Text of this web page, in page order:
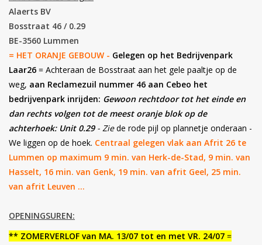
Botanicals
Snoeppot-Snoep
Kassarollen
Cleaning-producten
Relatiegeschenken
Koffiemachines
Kantoorbenodigdheden
Alaerts BV
Bosstraat 46 / 0.29
BE-3560 Lummen
= HET ORANJE GEBOUW - Gelegen op het Bedrijvenpark
Laar26 = Achteraan de Bosstraat aan het gele paaltje op de
weg, aan Reclamezuil nummer 46 aan Cebeo het
bedrijvenpark inrijden: Gewoon rechtdoor tot het einde en
dan rechts volgen tot de meest oranje blok op de
achterhoek: Unit 0.29- Ziede rode pijl op plannetje onderaan -
We liggen op de hoek. Centraal gelegen vlak aan Afrit 26 te
Lummen op maximum 9 min. van Herk-de-Stad, 9 min. van
Hasselt, 16 min. van Genk, 19 min. van afrit Geel, 25 min.
van afrit Leuven ...
OPENINGSUREN:
** ZOMERVERLOF van MA. 13/07 tot en met VR. 24/07 =